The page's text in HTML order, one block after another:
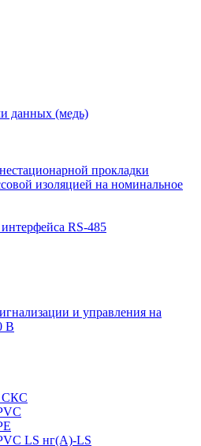
данных (медь)
прокладки
изоляцией на номинальное
RS-485
и управления на
В
СКС
LS нг(A)-LS